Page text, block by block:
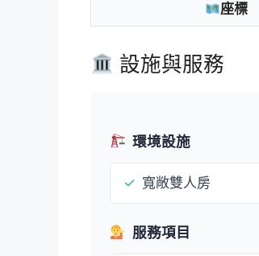
座標
設施與服務
環境設施
✓ 寬敞雙人房
服務項目